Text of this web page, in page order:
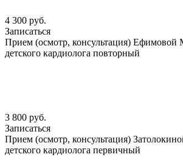
4 300 руб.
Записаться
Прием (осмотр, консультация)
детского кардиолога повторный
3 800 руб.
Записаться
Прием (осмотр, консультация)
детского кардиолога первичный